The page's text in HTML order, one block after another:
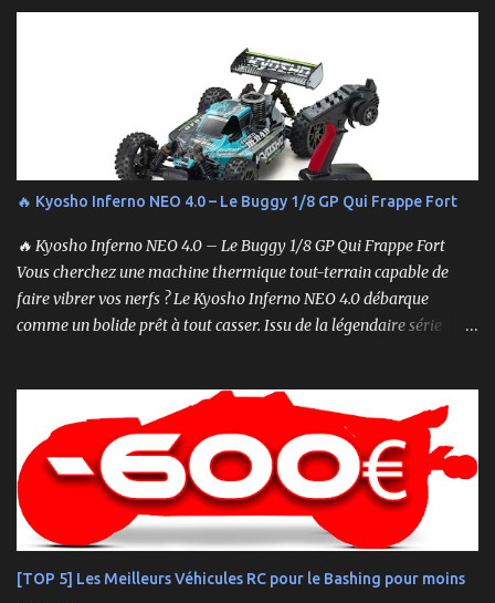
🔥 Kyosho Inferno NEO 4.0 – Le Buggy 1/8 GP Qui Frappe Fort
🔥 Kyosho Inferno NEO 4.0 – Le Buggy 1/8 GP Qui Frappe Fort
Vous cherchez une machine thermique tout-terrain capable de
faire vibrer vos nerfs ? Le Kyosho Inferno NEO 4.0 débarque
comme un bolide prêt à tout casser. Issu de la légendaire série
de boîte. 🏆 Héritage de Compétition, Prêt pour l’Aventure Basé sur
une plateforme au palmarès impressionnant — dont plusieurs
titres de champion du monde — le NEO 4.0 est conçu pour la
performance pure. Que vous soyez débutant ou mordu confirmé ,
ce buggy offre une prise en main rapide , une construction robuste
et une conduite précise , aussi bien sur piste que sur terrain
assemblé Moteur thermique KE21SP avec lanceur manuel
[TOP 5] Les Meilleurs Véhicules RC pour le Bashing pour moins